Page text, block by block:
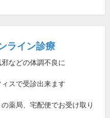
ライン診療
などの体調不良に
スで受診出来ます
薬局、宅配便でお受け取り